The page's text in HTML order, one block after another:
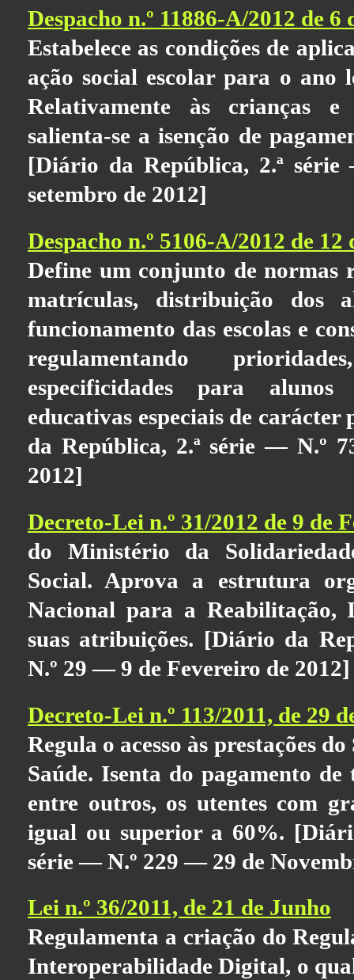
Despacho n.º 11886-A/2012 de 6
Estabelece as condições de
ação social escolar para o ano
Relativamente às crianças
salienta-se a isenção de
[Diário da República, 2.ª
setembro de 2012]
Despacho n.º 5106-A/2012 de
Define um conjunto de normas
matrículas, distribuição dos
funcionamento das escolas e
regulamentando
especificidades para alunos
educativas especiais de
da República, 2.ª série — N.º
2012]
Decreto-Lei n.º 31/2012 de 9 de
do Ministério da
Social. Aprova a estrutura
Nacional para a Reabilitação,
suas atribuições. [Diário da
N.º 29 — 9 de Fevereiro de 2012]
Decreto-Lei n.º 113/2011, de 29
Regula o acesso às prestações
Saúde. Isenta do pagamento de
entre outros, os utentes com
igual ou superior a 60%.
série — N.º 229 — 29 de
Lei n.º 36/2011, de 21 de Junho
Regulamenta a criação do
Interoperabilidade Digital, o